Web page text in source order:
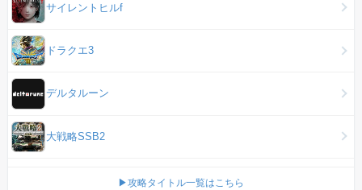
サイレントヒルf
ドラクエ3
デルタルーン
大戦略SSB2
▶攻略タイトル一覧はこちら